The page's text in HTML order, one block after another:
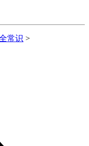
常识 >